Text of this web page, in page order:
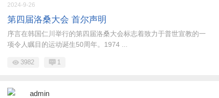
2024-9-26
第四届洛桑大会 首尔声明
序言在韩国仁川举行的第四届洛桑大会标志着致力于普世宣教的一
项令人瞩目的运动诞生50周年。1974 ...
3982 1
admin